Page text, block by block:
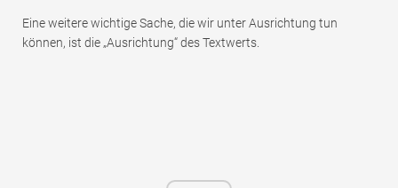
Eine weitere wichtige Sache, die wir unter Ausrichtung tun
können, ist die „Ausrichtung“ des Textwerts.